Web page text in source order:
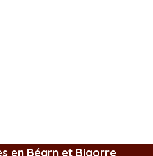
en Béarn et Bigorre